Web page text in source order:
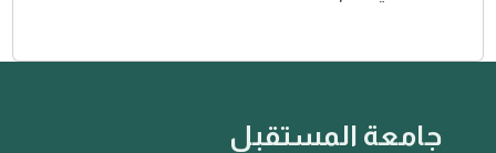
جامعة المستقبل